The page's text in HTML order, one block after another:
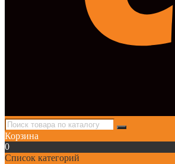
Корзина
0
Список категорий